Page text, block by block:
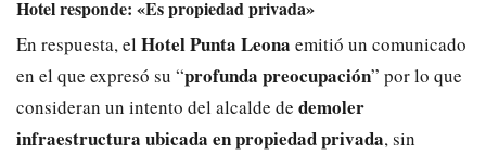
Hotel responde: «Es propiedad privada»
En respuesta, el Hotel Punta Leona emitió un comunicado
en el que expresó su “profunda preocupación” por lo que
consideran un intento del alcalde de demoler
infraestructura ubicada en propiedad privada, sin